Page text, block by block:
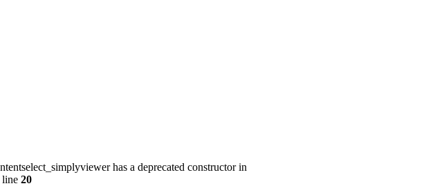
has a deprecated constructor in
line 20